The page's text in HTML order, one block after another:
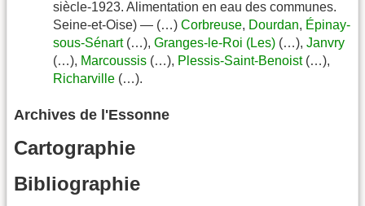
siècle-1923. Alimentation en eau des communes.
Seine-et-Oise) — (…) Corbreuse, Dourdan, Épinay-
sous-Sénart(…), Granges-le-Roi (Les) (…), Janvry
(…), Marcoussis (…), Plessis-Saint-Benoist(…),
Richarville (…).
Archives de l'Essonne
Cartographie
Bibliographie